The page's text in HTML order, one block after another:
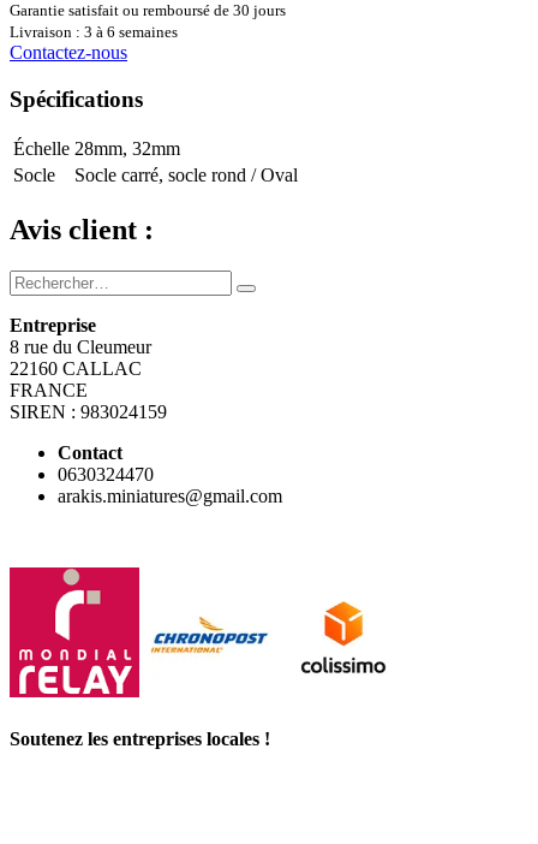
Garantie satisfait ou remboursé de 30 jours
Livraison : 3 à 6 semaines
Contactez-nous
Spécifications
Échelle 28mm, 32mm
Socle
Socle carré, socle rond / Oval
Avis client :
Entreprise
8 rue du Cleumeur
22160 CALLAC
FRANCE
SIREN : 983024159
Contact
0630324470
arakis.miniatures@gmail.com
Soutenez les entreprises locales !